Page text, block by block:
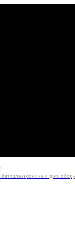
Автоэлектроника и доп.